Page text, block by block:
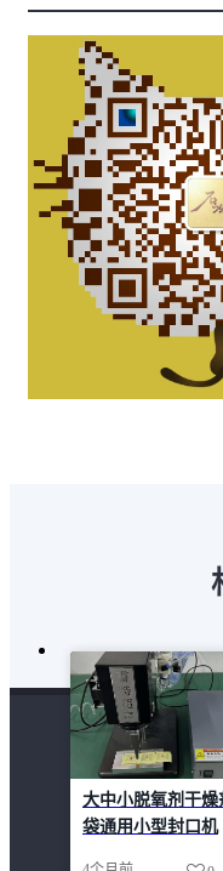
大中小脱氧剂干燥
袋通用小型封口机